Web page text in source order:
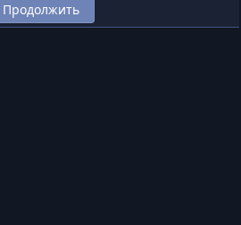
Продолжить